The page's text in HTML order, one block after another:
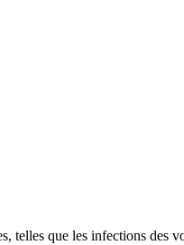
telles que les infections des